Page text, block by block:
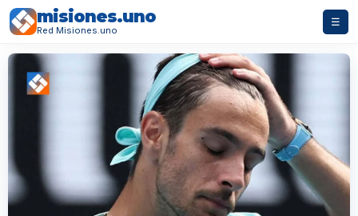
misiones.uno
Red Misiones.uno
☰